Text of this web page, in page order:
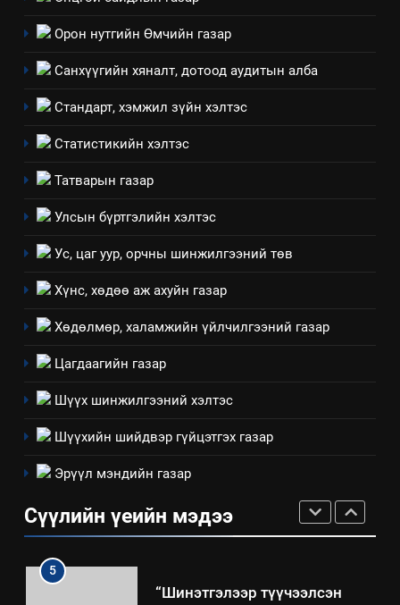
Орон нутгийн Өмчийн газар
Санхүүгийн хяналт, дотоод аудитын алба
Стандарт, хэмжил зүйн хэлтэс
Статистикийн хэлтэс
Татварын газар
Улсын бүртгэлийн хэлтэс
Ус, цаг уур, орчны шинжилгээний төв
Хүнс, хөдөө аж ахуйн газар
Хөдөлмөр, халамжийн үйлчилгээний газар
Цагдаагийн газар
Шүүх шинжилгээний хэлтэс
Шүүхийн шийдвэр гүйцэтгэх газар
Эрүүл мэндийн газар
Сүүлийн үеийн мэдээ
нөлөөллийн талаарх
Нээлттэй засгийн түншлэл
долоо хоног-2025
2
ШИЙДНЭ” ӨДРИЙГ ЗОХИОН
3
4
Төрийн албаны зөвлөлийн
зөвлөлийн 2025 оны үйл
төлөвлөгөө
ТАЗ-ЫН САЛБАР ЗӨВЛӨЛ
“Шинэтгэлээр түүчээлсэн
салбар зөвлөл” аяны хүрээнд
зохион байгуулах арга
хэмжээний төлөвлөгөө
ТАЗ-ЫН САЛБАР ЗӨВЛӨЛ
6
Санхүүгийн тайланд хийсэн